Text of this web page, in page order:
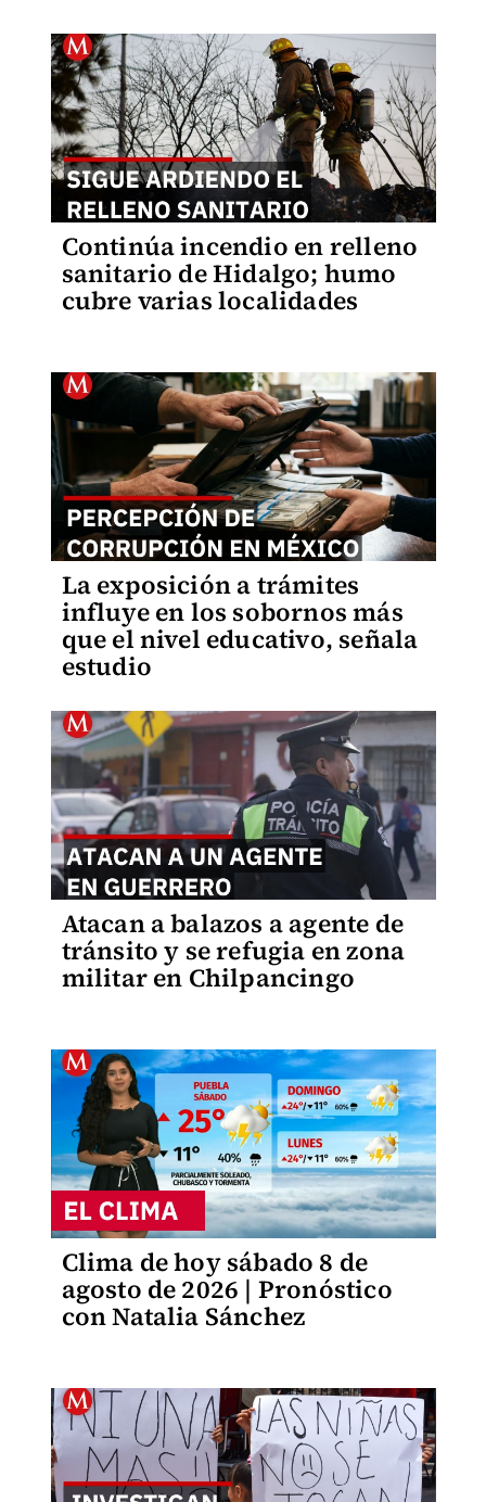
Continúa incendio en relleno
sanitario de Hidalgo; humo
cubre varias localidades
La exposición a trámites
influye en los sobornos más
que el nivel educativo, señala
estudio
Atacan a balazos a agente de
tránsito y se refugia en zona
militar en Chilpancingo
Clima de hoy sábado 8 de
agosto de 2026 | Pronóstico
con Natalia Sánchez